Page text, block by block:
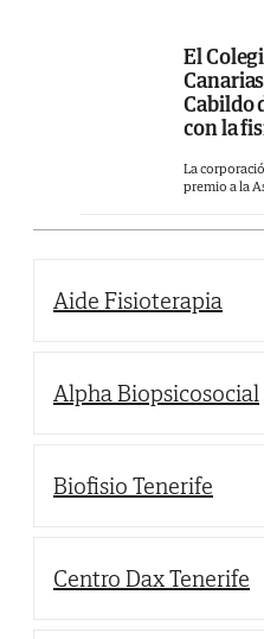
El
Cabildo
con la
La
premio a la
Aide Fisioterapia
Alpha Biopsicosocial
Biofisio Tenerife
Centro Dax Tenerife